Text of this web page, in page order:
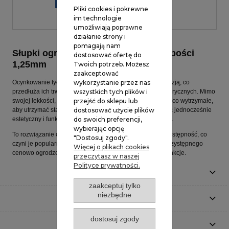
KOSZYKA
Słupki ogrodzeniowe ze ścianką grubości
1,25mm
Ocynkowanie tych słupków zapewnia ochronę przed korozją, co
przedłuża ich trwałość, szczególnie w warunkach atmosferycznych. Mimo
swojej lekkości, słupki o grubości 1,25 mm są wystarczająco wytrzymałe,
aby utrzymać stabilność ogrodzenia panelowego, tworząc jednocześnie
estetyczny i funkcjonalny element ochrony nieruchomości.
To rozwiązanie cenione jest za swoją ekonomiczność i dostępność, co
czyni je popularnym wyborem dla osób poszukujących przystępnego
cenowo ogrodzenia, które jednocześnie spełnia swoje funkcje.
Informacje
Moje konto
O nas
Pliki cookies i pokrewne
im technologie
umożliwiają poprawne
działanie strony i
pomagają nam
dostosować ofertę do
Twoich potrzeb. Możesz
zaakceptować
wykorzystanie przez nas
wszystkich tych plików i
przejść do sklepu lub
dostosować użycie plików
do swoich preferencji,
wybierając opcję
"Dostosuj zgody".
Więcej o plikach cookies
przeczytasz w naszej
Polityce prywatności.
zaakceptuj tylko
niezbędne
dostosuj zgody